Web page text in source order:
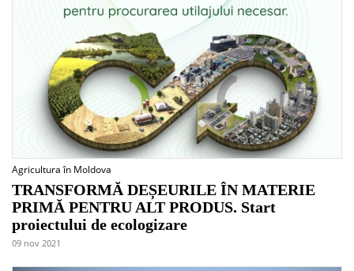
Agricultura în Moldova
TRANSFORMĂ DEȘEURILE ÎN MATERIE
PRIMĂ PENTRU ALT PRODUS. Start
proiectului de ecologizare
09 nov 2021